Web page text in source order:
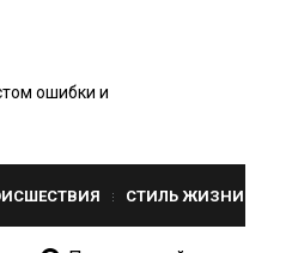
ошибки и
СТИЛЬ ЖИЗНИ